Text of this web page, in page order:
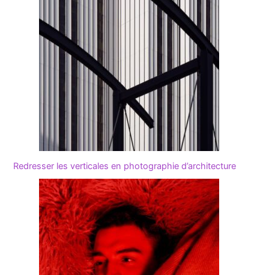
Redresser les verticales en photographie d’architecture